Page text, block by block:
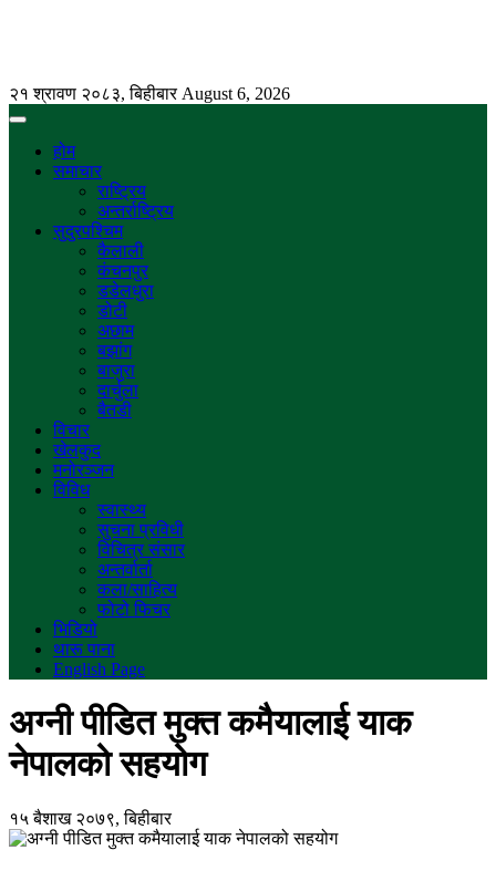
२१ श्रावण २०८३, बिहीबार August 6, 2026
होम
समाचार
राष्ट्रिय
अन्तर्राष्ट्रिय
सुदुरपश्चिम
कैलाली
कंचनपुर
डडेलधुरा
डोटी
अछाम
बझांग
बाजुरा
दार्चुला
बैतडी
विचार
खेलकुद
मनोरञ्जन
विविध
स्वास्थ्य
सुचना प्रविधी
विचित्र संसार
अन्तर्वार्ता
कला/साहित्य
फोटो फिचर
भिडियो
थारू पाना
English Page
अग्नी पीडित मुक्त कमैयालाई याक
नेपालको सहयोग
१५ बैशाख २०७९, बिहीबार